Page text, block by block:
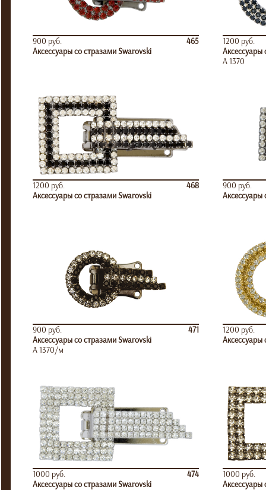
900 руб.
465
Аксессуары со стразами Swarovski
1200 руб.
Аксессуары
А 1370
1200 руб.
468
Аксессуары со стразами Swarovski
900 руб.
Аксессуары
900 руб.
471
Аксессуары со стразами Swarovski
А 1370/м
1200 руб.
Аксессуары
1000 руб.
474
Аксессуары со стразами Swarovski
1000 руб.
Аксессуары